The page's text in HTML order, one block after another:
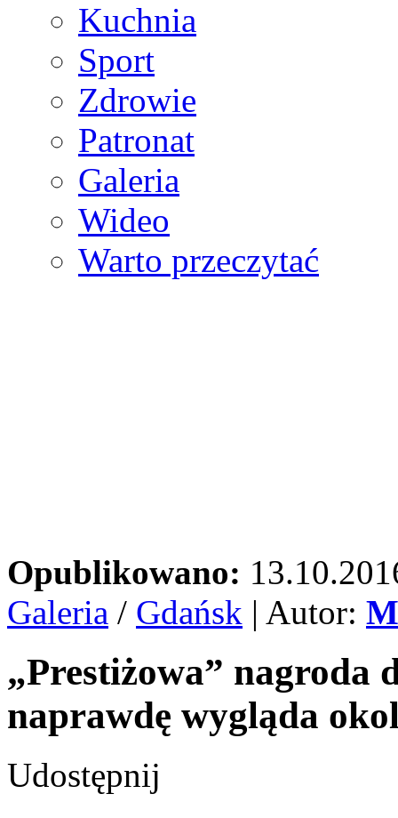
Kuchnia
Sport
Zdrowie
Patronat
Galeria
Wideo
Warto przeczytać
Opublikowano:
Galeria / Gdańsk | Autor:
„Prestiżowa” nagroda
naprawdę wygląda
Udostępnij